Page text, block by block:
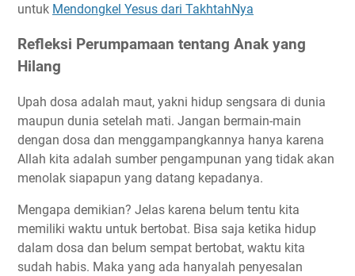
untuk Mendongkel Yesus dari TakhtahNya
Refleksi Perumpamaan tentang Anak yang
Hilang
Upah dosa adalah maut, yakni hidup sengsara di dunia
maupun dunia setelah mati. Jangan bermain-main
dengan dosa dan menggampangkannya hanya karena
Allah kita adalah sumber pengampunan yang tidak akan
menolak siapapun yang datang kepadanya.
Mengapa demikian? Jelas karena belum tentu kita
memiliki waktu untuk bertobat. Bisa saja ketika hidup
dalam dosa dan belum sempat bertobat, waktu kita
sudah habis. Maka yang ada hanyalah penyesalan